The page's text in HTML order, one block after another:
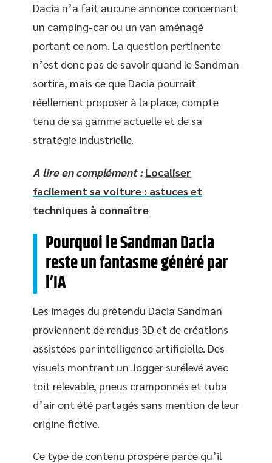
Dacia n’a fait aucune annonce concernant
un camping-car ou un van aménagé
portant ce nom. La question pertinente
n’est donc pas de savoir quand le Sandman
sortira, mais ce que Dacia pourrait
réellement proposer à la place, compte
tenu de sa gamme actuelle et de sa
stratégie industrielle.
A lire en complément : Localiser
facilement sa voiture : astuces et
techniques à connaître
Pourquoi le Sandman Dacia
reste un fantasme généré par
l’IA
Les images du prétendu Dacia Sandman
proviennent de rendus 3D et de créations
assistées par intelligence artificielle. Des
visuels montrant un Jogger surélevé avec
toit relevable, pneus cramponnés et tuba
d’air ont été partagés sans mention de leur
origine fictive.
Ce type de contenu prospère parce qu’il